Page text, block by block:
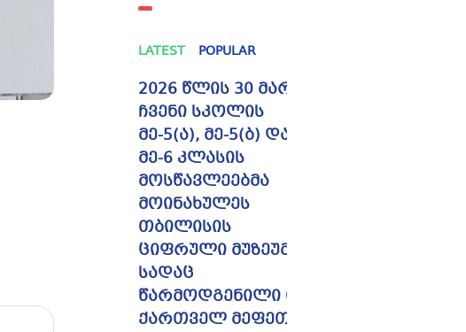
LATEST POPULAR
2026 წლის 30 მარტს
ჩვენი სკოლის
მე-5(ა), მე-5(ბ) და
მე-6 კლასის
მოსწავლეებმა
მოინახულეს
თბილისის
ციფრული მუზეუმი,
სადაც
წარმოდგენილი იყო
ქართველ მეფეთა